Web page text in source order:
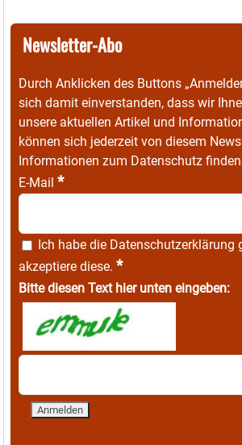
Newsletter-Abo
Durch Anklicken des Buttons
sich damit einverstanden, dass wir
unsere aktuellen Artikel und
können sich jederzeit von diesem
Informationen zum Datenschutz
E-Mail *
Ich habe die Datenschutzerklärung
akzeptiere diese. *
Bitte diesen Text hier unten eingeben: